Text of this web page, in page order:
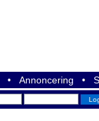
• Annoncering •